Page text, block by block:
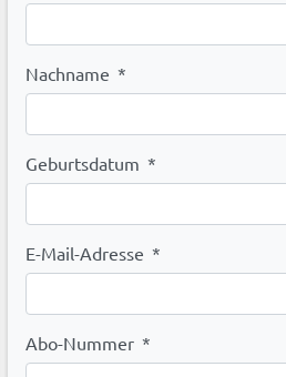
Nachname *
Geburtsdatum *
E-Mail-Adresse *
Abo-Nummer *